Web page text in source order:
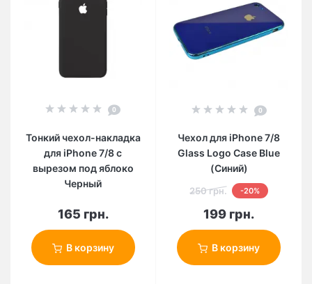
0
Тонкий чехол-накладка
для iPhone 7/8 с
вырезом под яблоко
Черный
165 грн.
В корзину
0
Чехол для iPhone 7/8
Glass Logo Case Blue
(Синий)
250 грн. -20%
199 грн.
В корзину